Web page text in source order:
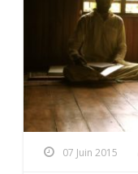
07 Juin 2015